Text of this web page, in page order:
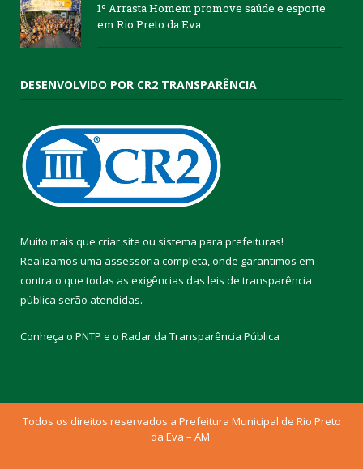
1º Arrasta Homem promove saúde e esporte
em Rio Preto da Eva
DESENVOLVIDO POR CR2 TRANSPARÊNCIA
Muito mais que criar site ou sistema para prefeituras!
Realizamos uma assessoria completa, onde garantimos em
contrato que todas as exigências das leis de transparência
pública serão atendidas.
Conheça o PNTP e o Radar da Transparência Pública
Todos os direitos reservados a Prefeitura Municipal de Rio Preto
da Eva – AM.